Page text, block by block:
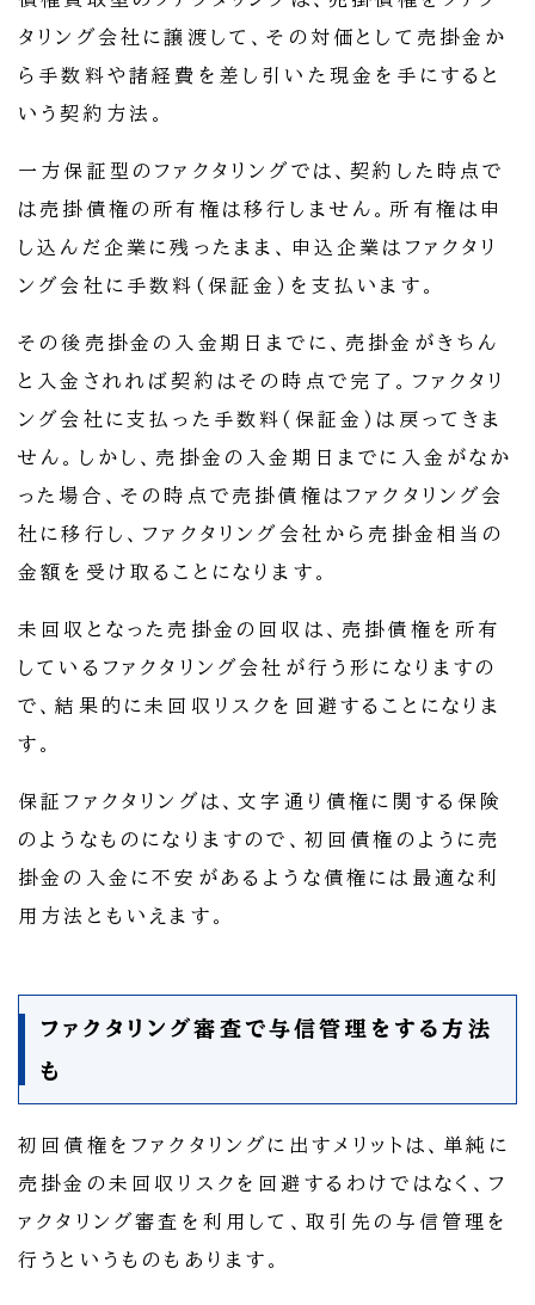
タリング会社に譲渡して、その対価として売掛金か
ら手数料や諸経費を差し引いた現金を手にすると
いう契約方法。
一方保証型のファクタリングでは、契約した時点で
は売掛債権の所有権は移行しません。所有権は申
し込んだ企業に残ったまま、申込企業はファクタリ
ング会社に手数料(保証金)を支払います。
その後売掛金の入金期日までに、売掛金がきちん
と入金されれば契約はその時点で完了。ファクタリ
ング会社に支払った手数料(保証金)は戻ってきま
せん。しかし、売掛金の入金期日までに入金がなか
った場合、その時点で売掛債権はファクタリング会
社に移行し、ファクタリング会社から売掛金相当の
金額を受け取ることになります。
未回収となった売掛金の回収は、売掛債権を所有
しているファクタリング会社が行う形になりますの
で、結果的に未回収リスクを回避することになりま
す。
保証ファクタリングは、文字通り債権に関する保険
のようなものになりますので、初回債権のように売
掛金の入金に不安があるような債権には最適な利
用方法ともいえます。
ファクタリング審査で与信管理をする方法
も
初回債権をファクタリングに出すメリットは、単純に
売掛金の未回収リスクを回避するわけではなく、フ
ァクタリング審査を利用して、取引先の与信管理を
行うというものもあります。